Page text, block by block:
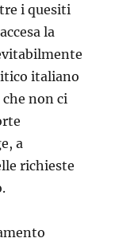
i quesiti
la
italiano
non ci
a
richieste